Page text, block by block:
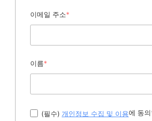
이메일 주소*
이름*
(필수) 개인정보 수집 및 이용에 동